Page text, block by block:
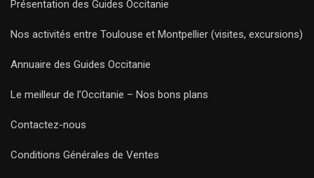
Présentation des Guides Occitanie
Nos activités entre Toulouse et Montpellier (visites, excursions)
Annuaire des Guides Occitanie
Le meilleur de l’Occitanie – Nos bons plans
Contactez-nous
Conditions Générales de Ventes